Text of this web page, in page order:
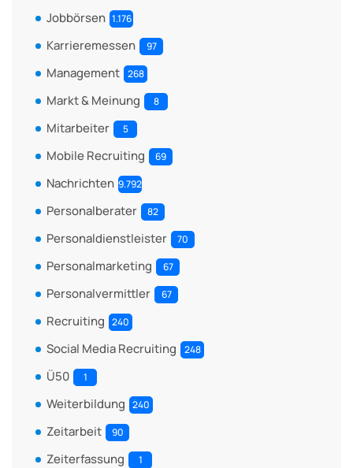
Jobbörsen 1.176
Karrieremessen 97
Management 268
Markt & Meinung 8
Mitarbeiter 5
Mobile Recruiting 69
Nachrichten 9.792
Personalberater 82
Personaldienstleister 70
Personalmarketing 67
Personalvermittler 67
Recruiting 240
Social Media Recruiting 248
Ü50 1
Weiterbildung 240
Zeitarbeit 90
Zeiterfassung 1